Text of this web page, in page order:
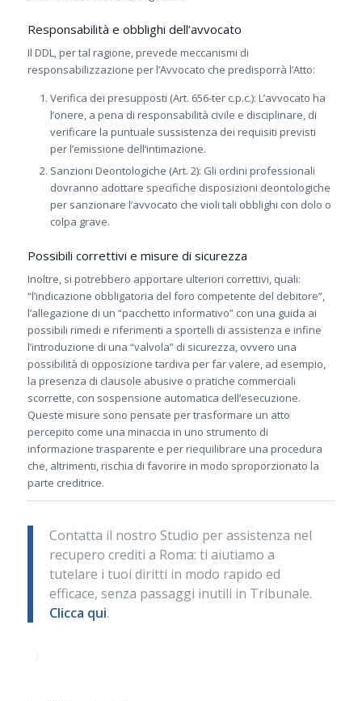
Responsabilità e obblighi dell’avvocato
Il DDL, per tal ragione, prevede meccanismi di
responsabilizzazione per l’Avvocato che predisporrà l’Atto:
Verifica dei presupposti (Art. 656-ter c.p.c.): L’avvocato ha
l’onere, a pena di responsabilità civile e disciplinare, di
verificare la puntuale sussistenza dei requisiti previsti
per l’emissione dell’intimazione.
Sanzioni Deontologiche (Art. 2): Gli ordini professionali
dovranno adottare specifiche disposizioni deontologiche
per sanzionare l’avvocato che violi tali obblighi con dolo o
colpa grave.
Possibili correttivi e misure di sicurezza
Inoltre, si potrebbero apportare ulteriori correttivi, quali:
“l’indicazione obbligatoria del foro competente del debitore”,
l’allegazione di un “pacchetto informativo” con una guida ai
possibili rimedi e riferimenti a sportelli di assistenza e infine
l’introduzione di una “valvola” di sicurezza, ovvero una
possibilità di opposizione tardiva per far valere, ad esempio,
la presenza di clausole abusive o pratiche commerciali
scorrette, con sospensione automatica dell’esecuzione.
Queste misure sono pensate per trasformare un atto
percepito come una minaccia in uno strumento di
informazione trasparente e per riequilibrare una procedura
che, altrimenti, rischia di favorire in modo sproporzionato la
parte creditrice.
Contatta il nostro Studio per assistenza nel
recupero crediti a Roma: ti aiutiamo a
tutelare i tuoi diritti in modo rapido ed
efficace, senza passaggi inutili in Tribunale.
Clicca qui.
/